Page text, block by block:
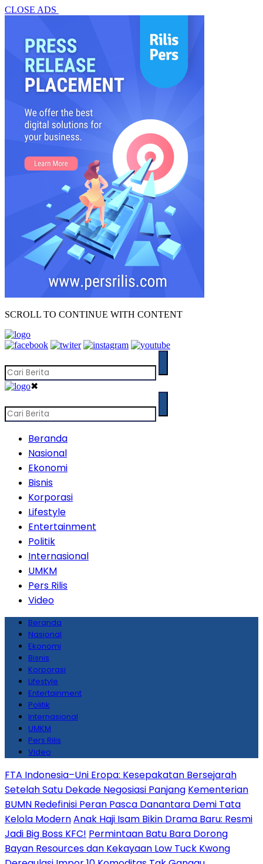
CLOSE ADS
SCROLL TO CONTINUE WITH CONTENT
✖
Beranda
Nasional
Ekonomi
Bisnis
Korporasi
Lifestyle
Entertainment
Politik
Internasional
UMKM
Pers Rilis
Video
Beranda
Nasional
Ekonomi
Bisnis
Korporasi
Lifestyle
Entertainment
Politik
Internasional
UMKM
Pers Rilis
Video
FTA Indonesia–Uni Eropa: Kesepakatan Bersejarah
Setelah Satu Dekade Negosiasi Panjang Kementerian
BUMN Redefinisi Peran Pasca Danantara Demi Tata
Kelola ModernAnak Haji Isam Bikin Drama Baru: Resmi
Jadi Big Boss KFC! Permintaan Batu Bara Dorong
Bayan Resources dan Kekayaan Low Tuck Kwong